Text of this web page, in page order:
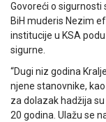
Govoreći o sigurnosti
BiH muderis Nezim
institucije u KSA
sigurne.
“Dugi niz godina
njene stanovnike,
za dolazak hadžija
20 godina. Ulažu se